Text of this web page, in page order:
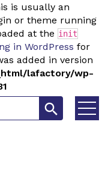
is usually an
or theme running
at the init
in WordPress for
added in version
lafactory/wp-
Search Button